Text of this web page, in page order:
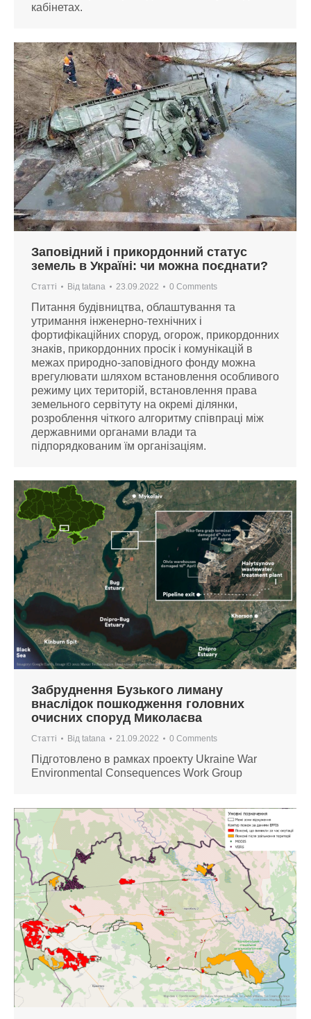
кабінетах.
Заповідний і прикордонний статус
земель в Україні: чи можна поєднати?
Статті Від tatana 23.09.2022 0 Comments
Питання будівництва, облаштування та
утримання інженерно-технічних і
фортифікаційних споруд, огорож, прикордонних
знаків, прикордонних просік і комунікацій в
межах природно-заповідного фонду можна
врегулювати шляхом встановлення особливого
режиму цих територій, встановлення права
земельного сервітуту на окремі ділянки,
розроблення чіткого алгоритму співпраці між
державними органами влади та
підпорядкованим їм організаціям.
Забруднення Бузького лиману
внаслідок пошкодження головних
очисних споруд Миколаєва
Статті Від tatana 21.09.2022 0 Comments
Підготовлено в рамках проекту Ukraine War
Environmental Consequences Work Group